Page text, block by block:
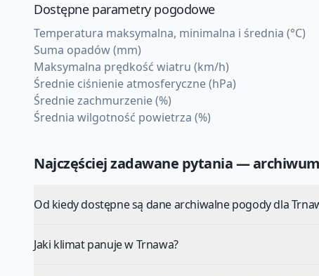
Dostępne parametry pogodowe
Temperatura maksymalna, minimalna i średnia (°C)
Suma opadów (mm)
Maksymalna prędkość wiatru (km/h)
Średnie ciśnienie atmosferyczne (hPa)
Średnie zachmurzenie (%)
Średnia wilgotność powietrza (%)
Najczęściej zadawane pytania —
Od kiedy dostępne są dane archiwalne pogody dla
Jaki klimat panuje w Trnawa?